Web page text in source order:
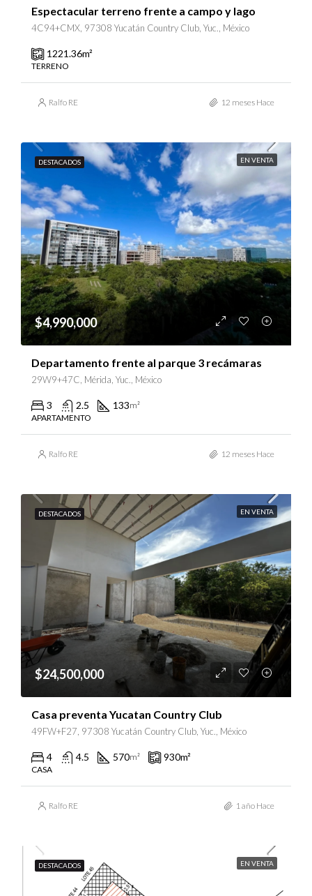
Espectacular terreno frente a campo y lago
4C94+CMX, 97308 Yucatán Country Club, Yuc., México
1221.36m²
TERRENO
Ralfo RE 12 meses Hace
DESTACADOS EN VENTA
$4,990,000
Departamento frente al parque 3 recámaras
29W9+47C, Mérida, Yuc., México
3 2.5 133m²
APARTAMENTO
Ralfo RE 12 meses Hace
DESTACADOS EN VENTA
$24,500,000
Casa preventa Yucatan Country Club
49FW+F27, 97308 Yucatán Country Club, Yuc., México
4 4.5 570m² 930m²
CASA
Ralfo RE 1 año Hace
DESTACADOS EN VENTA